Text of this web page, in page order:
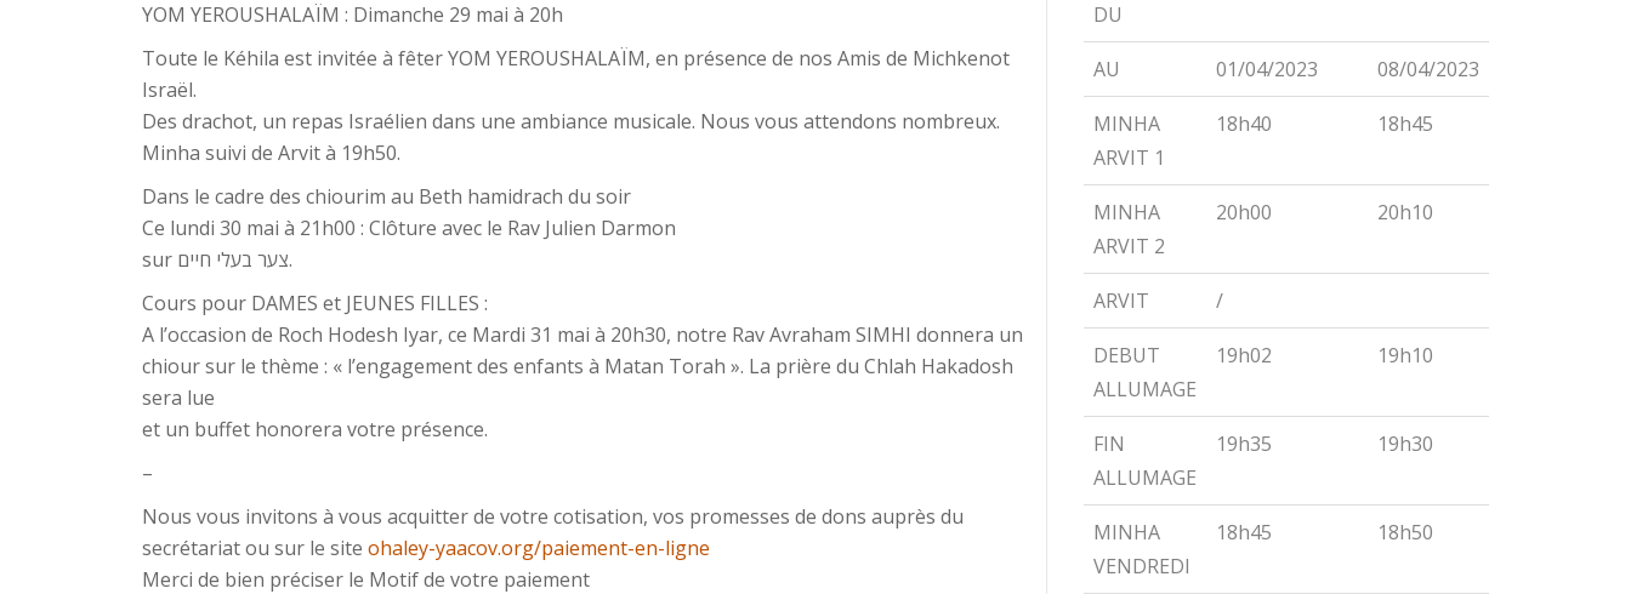
YOM YEROUSHALAÏM : Dimanche 29 mai à 20h
Toute le Kéhila est invitée à fêter YOM YEROUSHALAÏM, en présence de nos Amis de Michkenot
Israël.
Des drachot, un repas Israélien dans une ambiance musicale. Nous vous attendons nombreux.
Minha suivi de Arvit à 19h50.
Dans le cadre des chiourim au Beth hamidrach du soir
Ce lundi 30 mai à 21h00 : Clôture avec le Rav Julien Darmon
sur צער בעלי חיים.
Cours pour DAMES et JEUNES FILLES :
A l’occasion de Roch Hodesh Iyar, ce Mardi 31 mai à 20h30, notre Rav Avraham SIMHI donnera un
chiour sur le thème : « l’engagement des enfants à Matan Torah ». La prière du Chlah Hakadosh
sera lue
et un buffet honorera votre présence.
–
Nous vous invitons à vous acquitter de votre cotisation, vos promesses de dons auprès du
secrétariat ou sur le site ohaley-yaacov.org/paiement-en-ligne
Merci de bien préciser le Motif de votre paiement
Hamoed
DU
AU 01/04/2023 08/04/2023
MINHA
ARVIT 1
18h40 18h45
MINHA
ARVIT 2
20h00 20h10
ARVIT /
DEBUT
ALLUMAGE
19h02 19h10
FIN
ALLUMAGE
19h35 19h30
MINHA
VENDREDI
18h45 18h50